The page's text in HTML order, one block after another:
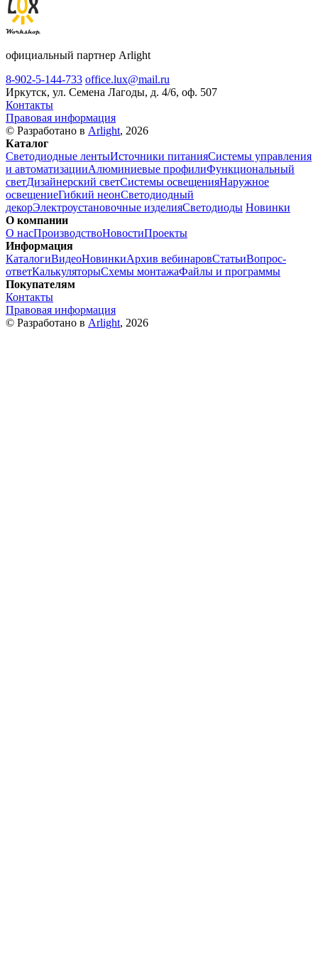
официальный партнер Arlight
8-902-5-144-733 office.lux@mail.ru
Иркутск, ул. Семена Лагоды, д. 4/6, оф. 507
Контакты
Правовая информация
© Разработано в Arlight, 2026
Каталог
Светодиодные лентыИсточники питанияСистемы управления
и автоматизацииАлюминиевые профилиФункциональный
светДизайнерский светСистемы освещенияНаружное
освещениеГибкий неонСветодиодный
декорЭлектроустановочные изделияСветодиоды Новинки
О компании
О насПроизводствоНовостиПроекты
Информация
КаталогиВидеоНовинкиАрхив вебинаровСтатьиВопрос-
ответКалькуляторыСхемы монтажаФайлы и программы
Покупателям
Контакты
Правовая информация
© Разработано в Arlight, 2026